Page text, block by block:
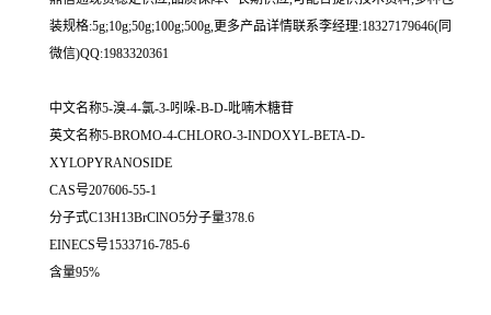
装规格:5g;10g;50g;100g;500g,更多产品详情联系李经理:18327179646(同
微信)QQ:1983320361
中文名称5-溴-4-氯-3-吲哚-Β-D-吡喃木糖苷
英文名称5-BROMO-4-CHLORO-3-INDOXYL-BETA-D-
XYLOPYRANOSIDE
CAS号207606-55-1
分子式C13H13BrClNO5分子量378.6
EINECS号1533716-785-6
含量95%